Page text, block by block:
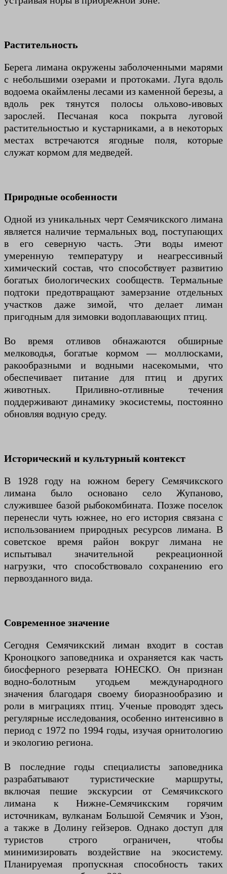
Растительность
Берега лимана окружены заболоченными марями
с небольшими озерами и протоками. Луга вдоль
водоема окаймлены лесами из каменной березы, а
вдоль рек тянутся полосы ольхово-ивовых
зарослей. Песчаная коса покрыта луговой
растительностью и кустарниками, а в некоторых
местах встречаются ягодные поля, которые
служат кормом для медведей.
Природные особенности
Одной из уникальных черт Семячикского лимана
является наличие термальных вод, поступающих
в его северную часть. Эти воды имеют
умеренную температуру и неагрессивный
химический состав, что способствует развитию
богатых биологических сообществ. Термальные
подтоки предотвращают замерзание отдельных
участков даже зимой, что делает лиман
пригодным для зимовки водоплавающих птиц.
Во время отливов обнажаются обширные
мелководья, богатые кормом — моллюсками,
ракообразными и водными насекомыми, что
обеспечивает питание для птиц и других
животных. Приливно-отливные течения
поддерживают динамику экосистемы, постоянно
обновляя водную среду.
Исторический и культурный контекст
В 1928 году на южном берегу Семячикского
лимана было основано село Жупаново,
служившее базой рыбокомбината. Позже поселок
перенесли чуть южнее, но его история связана с
использованием природных ресурсов лимана. В
советское время район вокруг лимана не
испытывал значительной рекреационной
нагрузки, что способствовало сохранению его
первозданного вида.
Современное значение
Сегодня Семячикский лиман входит в состав
Кроноцкого заповедника и охраняется как часть
биосферного резервата ЮНЕСКО. Он признан
водно-болотным угодьем международного
значения благодаря своему биоразнообразию и
роли в миграциях птиц. Ученые проводят здесь
регулярные исследования, особенно интенсивно в
период с 1972 по 1994 годы, изучая орнитологию
и экологию региона.
В последние годы специалисты заповедника
разрабатывают туристические маршруты,
включая пешие экскурсии от Семячикского
лимана к Нижне-Семячикским горячим
источникам, вулканам Большой Семячик и Узон,
а также в Долину гейзеров. Однако доступ для
туристов строго ограничен, чтобы
минимизировать воздействие на экосистему.
Планируемая пропускная способность таких